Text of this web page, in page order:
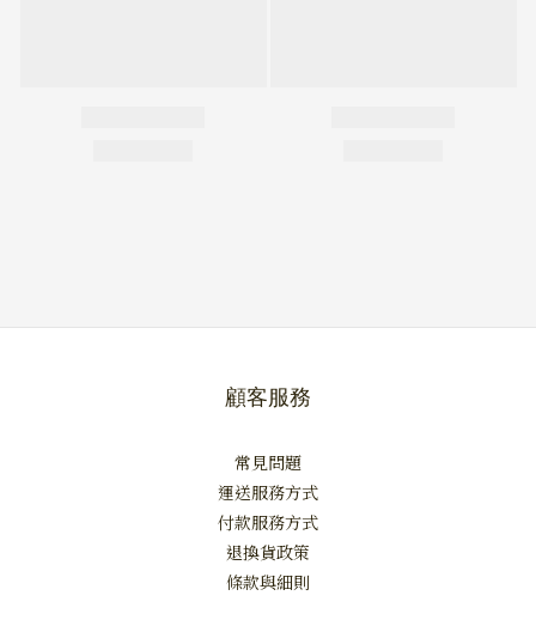
顧客服務
常見問題
運送服務方式
付款服務方式
退換貨政策
條款與細則